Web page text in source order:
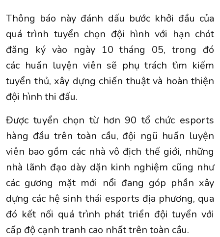
Thông báo này đánh dấu bước khởi đầu của
quá trình tuyển chọn đội hình với hạn chót
đăng ký vào ngày 10 tháng 05, trong đó
các huấn luyện viên sẽ phụ trách tìm kiếm
tuyển thủ, xây dựng chiến thuật và hoàn thiện
đội hình thi đấu.
Được tuyển chọn từ hơn 90 tổ chức esports
hàng đầu trên toàn cầu, đội ngũ huấn luyện
viên bao gồm các nhà vô địch thế giới, những
nhà lãnh đạo dày dặn kinh nghiệm cũng như
các gương mặt mới nổi đang góp phần xây
dựng các hệ sinh thái esports địa phương, qua
đó kết nối quá trình phát triển đội tuyển với
cấp độ cạnh tranh cao nhất trên toàn cầu.